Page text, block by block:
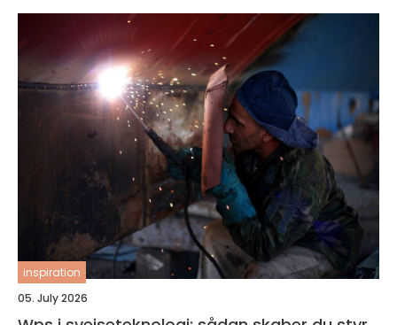
inspiration
05. July 2026